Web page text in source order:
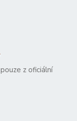
z oficiální